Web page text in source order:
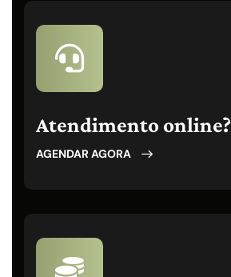
Atendimento online?
AGENDAR AGORA